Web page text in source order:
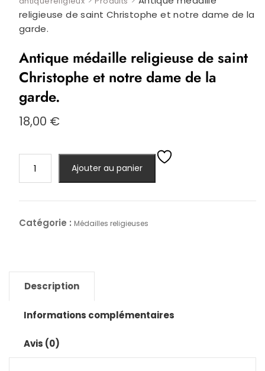
religieuse de saint Christophe et notre dame de la
garde.
Antique médaille religieuse de saint
Christophe et notre dame de la
garde.
18,00 €
médaille
religieuse
et
notre
de
garde.
Ajouter au panier
Catégorie : Médailles religieuses
Description
Informations complémentaires
Avis (0)